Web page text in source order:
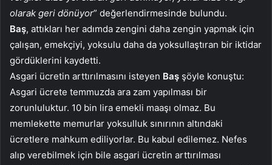
olarak geri dönüyor” değerlendirmesinde bulundu.
Baş, attıkları her adımda zengini daha zengin yapmak için
çalışan, emekçiyi, yoksulu daha da yoksullaştıran bir iktidar
gördüklerini kaydetti.
Asgari ücretin arttırılmasını isteyen Baş şöyle konuştu:
Asgari ücrete temmuzda ara zam yapılması bir
zorunluluktur. 10 bin lira emekli maaşı olmaz. Bu
memlekette memurlar yoksulluk sınırının altındaki
ücretlere mahkum ediliyorlar. Bu kabul edilemez. Nefes
alıp verebilmek için bile asgari ücretin arttırılması